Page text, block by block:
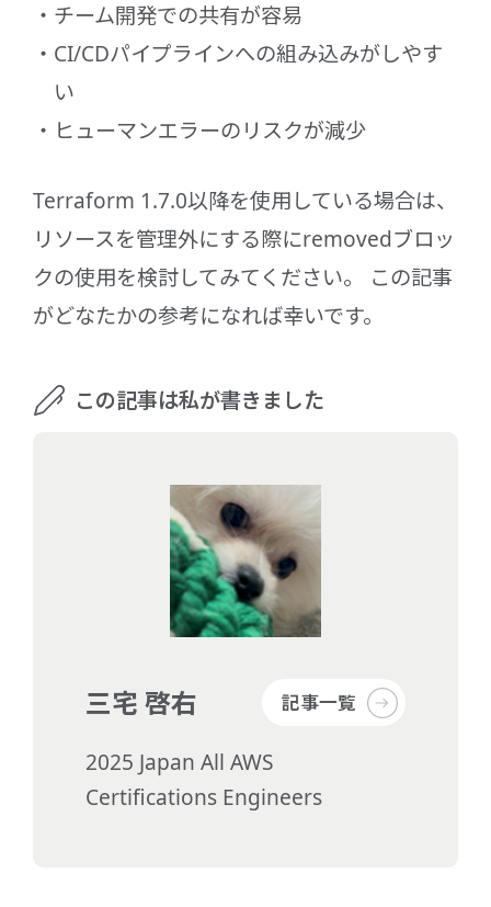
チーム開発での共有が容易
CI/CDパイプラインへの組み込みがしやす
い
ヒューマンエラーのリスクが減少
Terraform 1.7.0以降を使用している場合は、
リソースを管理外にする際にremovedブロッ
クの使用を検討してみてください。 この記事
がどなたかの参考になれば幸いです。
この記事は私が書きました
三宅 啓右 記事一覧
2025 Japan All AWS
Certifications Engineers